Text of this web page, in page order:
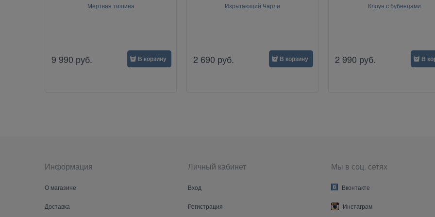
Мертвая тишина
9 990 руб. В корзину
Изрыгающий Чарли
2 690 руб. В корзину
Клоун с бубенцами
2 990 руб. В
Информация
О магазине
Доставка
Личный кабинет
Вход
Регистрация
Мы в соц. сетях
Вконтакте
Инстаграм